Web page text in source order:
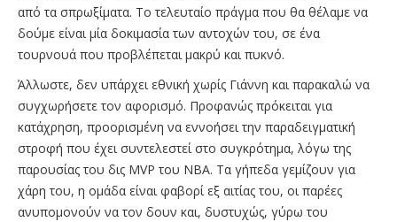
από τα σπρωξίματα. Το τελευταίο πράγμα που θα θέλαμε να
δούμε είναι μία δοκιμασία των αντοχών του, σε ένα
τουρνουά που προβλέπεται μακρύ και πυκνό.
Άλλωστε, δεν υπάρχει εθνική χωρίς Γιάννη και παρακαλώ να
συγχωρήσετε τον αφορισμό. Προφανώς πρόκειται για
κατάχρηση, προορισμένη να εννοήσει την παραδειγματική
στροφή που έχει συντελεστεί στο συγκρότημα, λόγω της
παρουσίας του δις MVP του NBA. Τα γήπεδα γεμίζουν για
χάρη του, η ομάδα είναι φαβορί εξ αιτίας του, οι παρέες
ανυπομονούν να τον δουν και, δυστυχώς, γύρω του